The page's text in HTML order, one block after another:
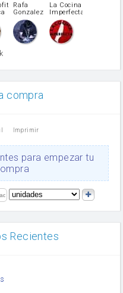
Rafa
Gonzalez
La Cocina
Imperfecta
compra
Imprimir
para empezar tu
Recientes